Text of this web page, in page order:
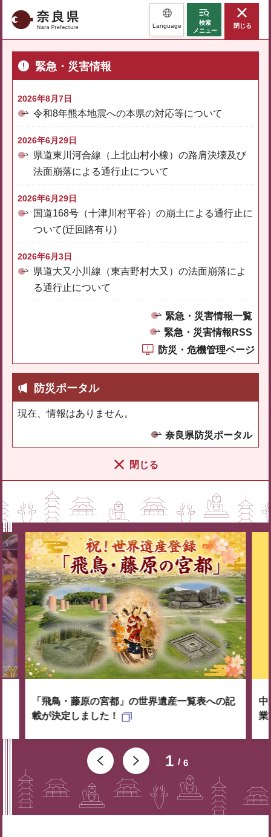
奈良県 Language
検索
メニュー
閉じる
緊急・災害情報
2026年8月7日
令和8年熊本地震への本県の対応等について
2026年6月29日
県道東川河合線（上北山村小橡）の路肩決壊及び
法面崩落による通行止について
2026年6月29日
国道168号（十津川村平谷）の崩土による通行止に
ついて(迂回路有り)
2026年6月3日
県道大又小川線（東吉野村大又）の法面崩落によ
る通行止について
緊急・災害情報一覧
緊急・災害情報RSS
防災・危機管理ページ
防災ポータル
現在、情報はありません。
奈良県防災ポータル
閉じる
1 6
「飛鳥・藤原の宮都」の世界遺産一覧表への記
載が決定しました！
中
業